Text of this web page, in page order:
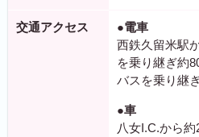
交通アクセス
●電車
西鉄久留米駅
を乗り継ぎ約
バスを乗り継
●車
八女I.C.から約